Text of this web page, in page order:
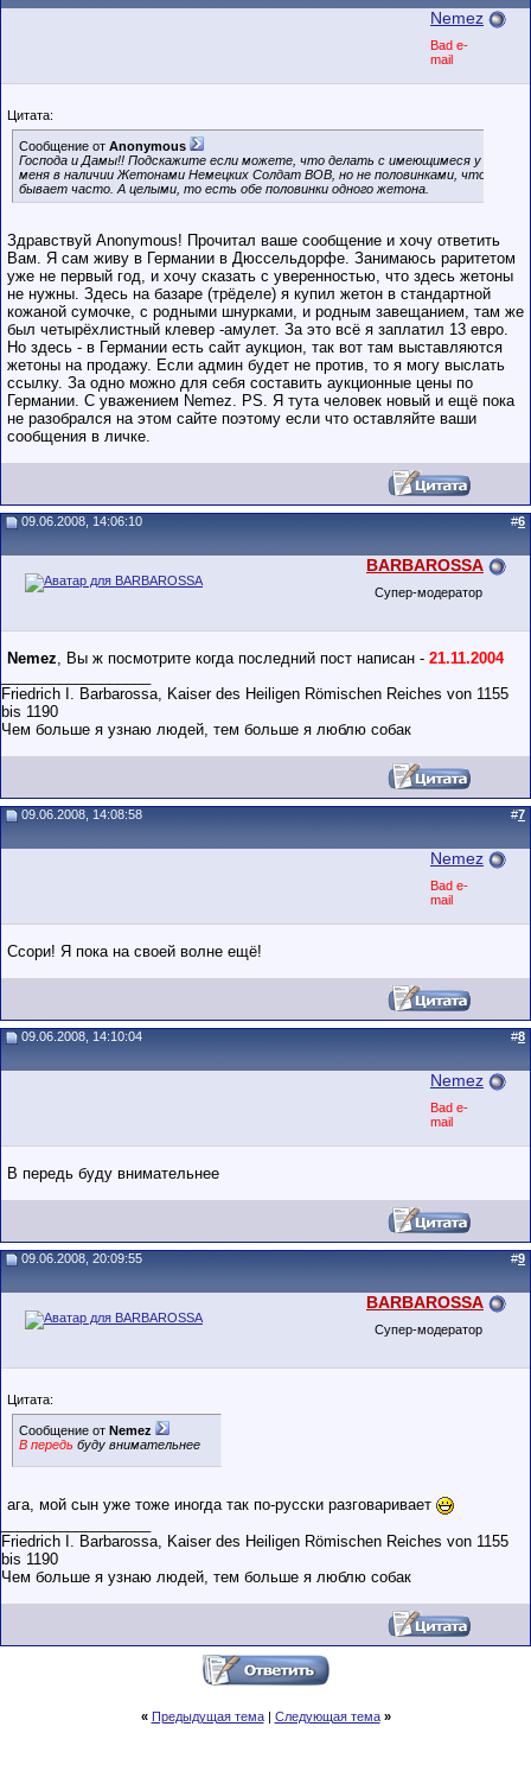
Nemez
Bad e-
mail
Цитата:
Сообщение от Anonymous
Господа и Дамы!! Подскажите если можете, что делать с имеющимеся у
меня в наличии Жетонами Немецких Солдат ВОВ, но не половинками, что
бывает часто. А целыми, то есть обе половинки одного жетона.
Здравствуй Anonymous! Прочитал ваше сообщение и хочу ответить
Вам. Я сам живу в Германии в Дюссельдорфе. Занимаюсь раритетом
уже не первый год, и хочу сказать с уверенностью, что здесь жетоны
не нужны. Здесь на базаре (трёделе) я купил жетон в стандартной
кожаной сумочке, с родными шнурками, и родным завещанием, там же
был четырёхлистный клевер -амулет. За это всё я заплатил 13 евро.
Но здесь - в Германии есть сайт аукцион, так вот там выставляются
жетоны на продажу. Если админ будет не против, то я могу выслать
ссылку. За одно можно для себя составить аукционные цены по
Германии. С уважением Nemez. PS. Я тута человек новый и ещё пока
не разобрался на этом сайте поэтому если что оставляйте ваши
сообщения в личке.
09.06.2008, 14:06:10 #6
BARBAROSSA
Супер-модератор
Nemez, Вы ж посмотрите когда последний пост написан - 21.11.2004
Friedrich I. Barbarossa, Kaiser des Heiligen Römischen Reiches von 1155
bis 1190
Чем больше я узнаю людей, тем больше я люблю собак
09.06.2008, 14:08:58 #7
Nemez
Bad e-
mail
Ссори! Я пока на своей волне ещё!
09.06.2008, 14:10:04 #8
Nemez
Bad e-
mail
В передь буду внимательнее
09.06.2008, 20:09:55 #9
BARBAROSSA
Супер-модератор
Цитата:
Сообщение от Nemez
В передь буду внимательнее
ага, мой сын уже тоже иногда так по-русски разговаривает
Friedrich I. Barbarossa, Kaiser des Heiligen Römischen Reiches von 1155
bis 1190
Чем больше я узнаю людей, тем больше я люблю собак
« Предыдущая тема| Следующая тема »